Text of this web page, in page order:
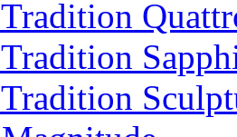
Tradition
Tradition
Tradition